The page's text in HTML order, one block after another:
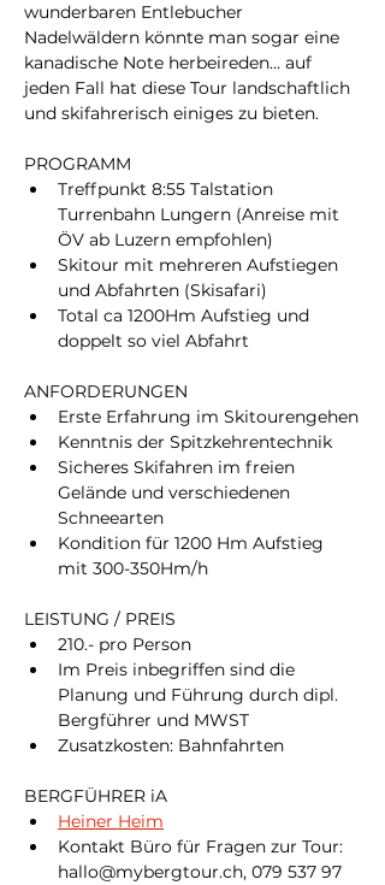
wunderbaren Entlebucher
Nadelwäldern könnte man sogar eine
kanadische Note herbeireden... auf
jeden Fall hat diese Tour landschaftlich
und skifahrerisch einiges zu bieten.
PROGRAMM
Treffpunkt 8:55 Talstation
Turrenbahn Lungern (Anreise mit
ÖV ab Luzern empfohlen)
Skitour mit mehreren Aufstiegen
und Abfahrten (Skisafari)
Total ca 1200Hm Aufstieg und
doppelt so viel Abfahrt
ANFORDERUNGEN
Erste Erfahrung im Skitourengehen
Kenntnis der Spitzkehrentechnik
Sicheres Skifahren im freien
Gelände und verschiedenen
Schneearten
Kondition für 1200 Hm Aufstieg
mit 300-350Hm/h
LEISTUNG / PREIS
210.- pro Person
Im Preis inbegriffen sind die
Planung und Führung durch dipl.
Bergführer und MWST
Zusatzkosten: Bahnfahrten
BERGFÜHRER iA
Heiner Heim
Kontakt Büro für Fragen zur Tour:
hallo@mybergtour.ch, 079 537 97